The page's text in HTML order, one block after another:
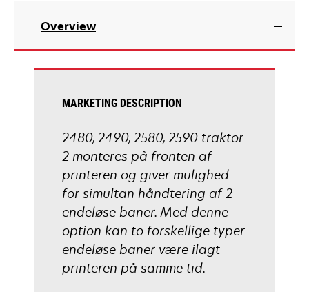
Overview
MARKETING DESCRIPTION
2480, 2490, 2580, 2590 traktor
2 monteres på fronten af
printeren og giver mulighed
for simultan håndtering af 2
endeløse baner. Med denne
option kan to forskellige typer
endeløse baner være ilagt
printeren på samme tid.